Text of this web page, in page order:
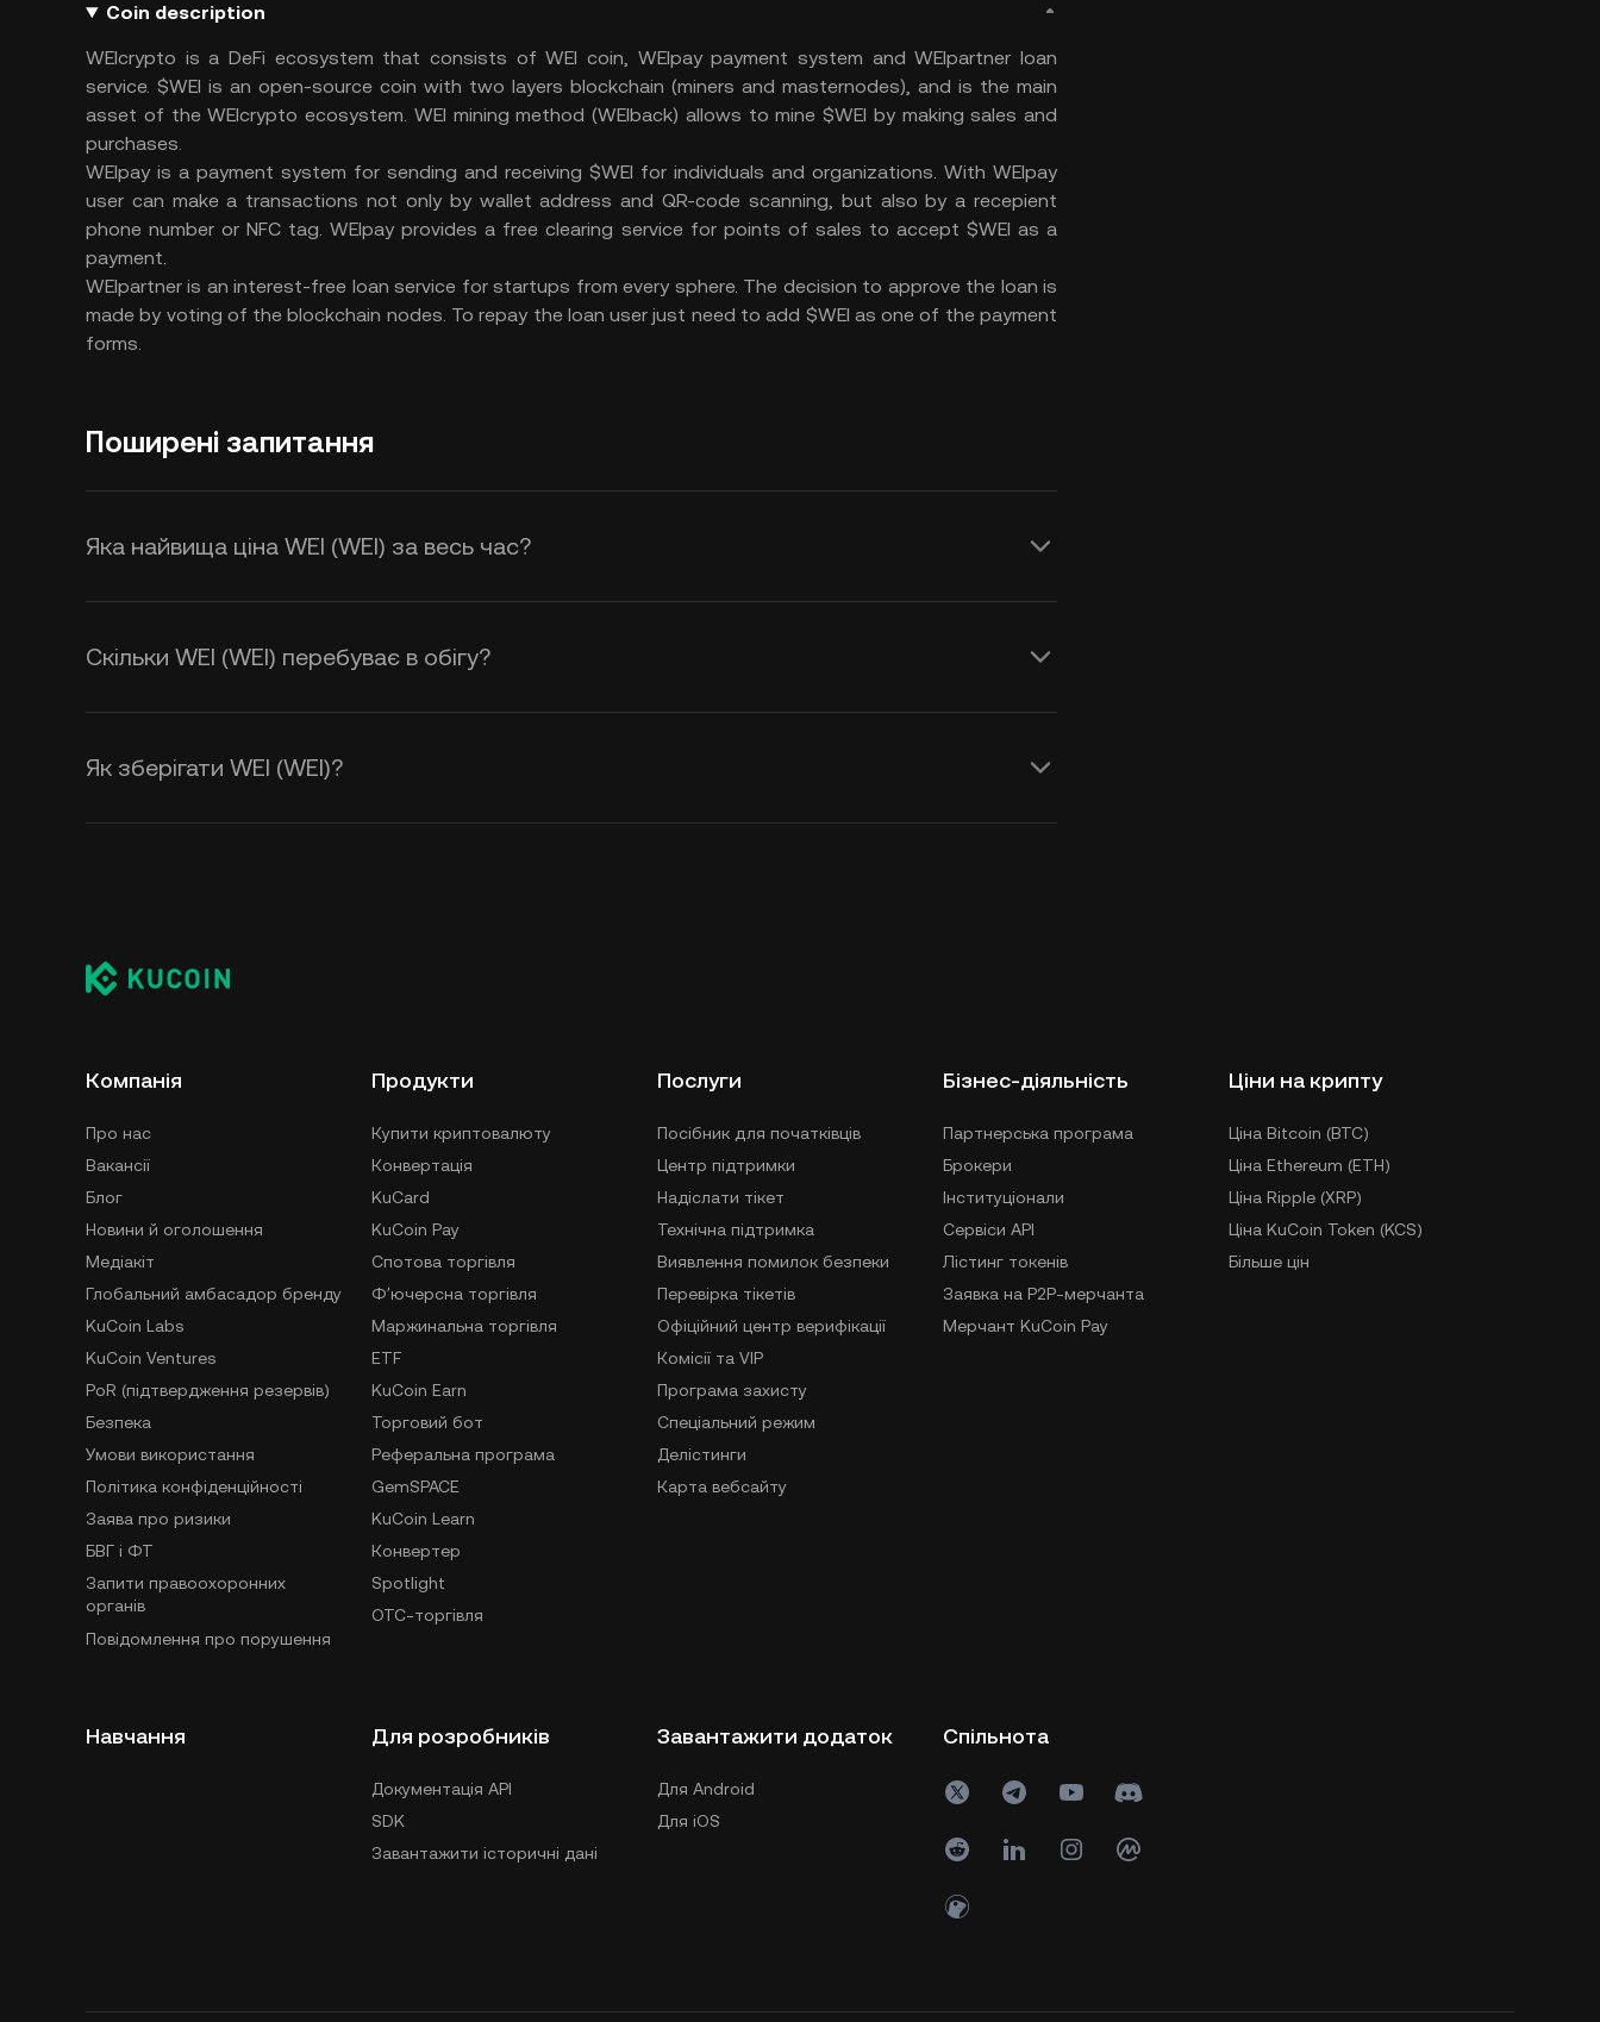
Coin description
WEIcrypto is a DeFi ecosystem that consists of WEI coin, WEIpay payment system and WEIpartner loan
service. $WEI is an open-source coin with two layers blockchain (miners and masternodes), and is the main
asset of the WEIcrypto ecosystem. WEI mining method (WEIback) allows to mine $WEI by making sales and
purchases.
WEIpay is a payment system for sending and receiving $WEI for individuals and organizations. With WEIpay
user can make a transactions not only by wallet address and QR-code scanning, but also by a recepient
phone number or NFC tag. WEIpay provides a free clearing service for points of sales to accept $WEI as a
payment.
WEIpartner is an interest-free loan service for startups from every sphere. The decision to approve the loan is
made by voting of the blockchain nodes. To repay the loan user just need to add $WEI as one of the payment
forms.
Поширені запитання
Яка найвища ціна WEI (WEI) за весь час?
Скільки WEI (WEI) перебуває в обігу?
Як зберігати WEI (WEI)?
Компанія
Про нас
Вакансії
Блог
Новини й оголошення
Медіакіт
Глобальний амбасадор бренду
KuCoin Labs
KuCoin Ventures
PoR (підтвердження резервів)
Безпека
Умови використання
Політика конфіденційності
Заява про ризики
БВГ і ФТ
Запити правоохоронних
органів
Повідомлення про порушення
Продукти
Купити криптовалюту
Конвертація
KuCard
KuCoin Pay
Спотова торгівля
Фʼючерсна торгівля
Маржинальна торгівля
ETF
KuCoin Earn
Торговий бот
Реферальна програма
GemSPACE
KuCoin Learn
Конвертер
Spotlight
OTC-торгівля
Послуги
Посібник для початківців
Центр підтримки
Надіслати тікет
Технічна підтримка
Виявлення помилок безпеки
Перевірка тікетів
Офіційний центр верифікації
Комісії та VIP
Програма захисту
Спеціальний режим
Делістинги
Карта вебсайту
Бізнес-діяльність
Партнерська програма
Брокери
Інституціонали
Сервіси API
Лістинг токенів
Заявка на P2P-мерчанта
Мерчант KuCoin Pay
Ціни на крипту
Ціна Bitcoin (BTC)
Ціна Ethereum (ETH)
Ціна Ripple (XRP)
Ціна KuCoin Token (KCS)
Більше цін
Навчання Для розробників
Документація API
SDK
Завантажити історичні дані
Завантажити додаток
Для Android
Для iOS
Спільнота